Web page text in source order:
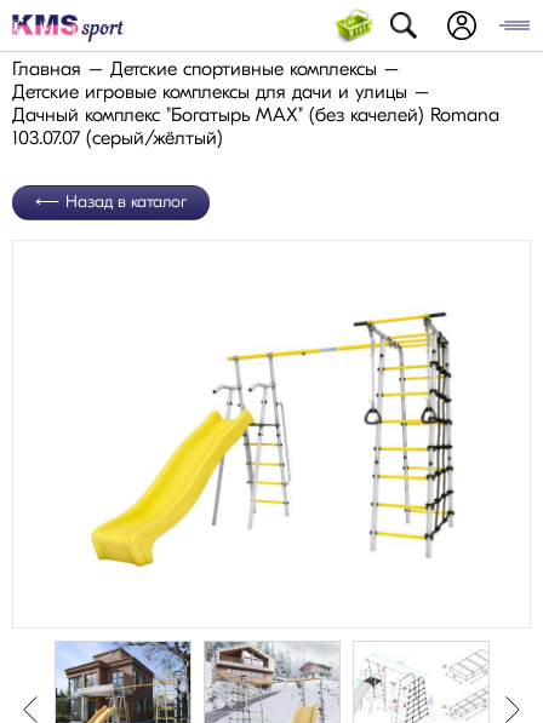
Главная
Детские спортивные комплексы
Детские игровые комплексы для дачи и улицы
Дачный комплекс "Богатырь MAX" (без качелей) Romana
103.07.07 (серый/жёлтый)
Назад в каталог